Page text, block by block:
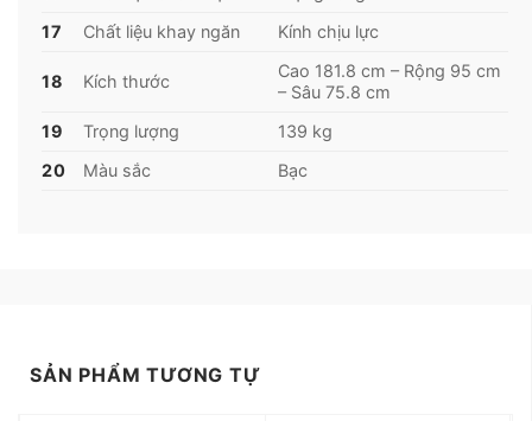
và chức năng phù hợp với nhu cầu sử dụng mà
17
Chất liệu khay ngăn Kính chịu lực
18 Kích thước
Cao 181.8 cm – Rộng 95 cm
– Sâu 75.8 cm
19
Trọng lượng
139 kg
20
Màu sắc Bạc
SẢN PHẨM TƯƠNG TỰ